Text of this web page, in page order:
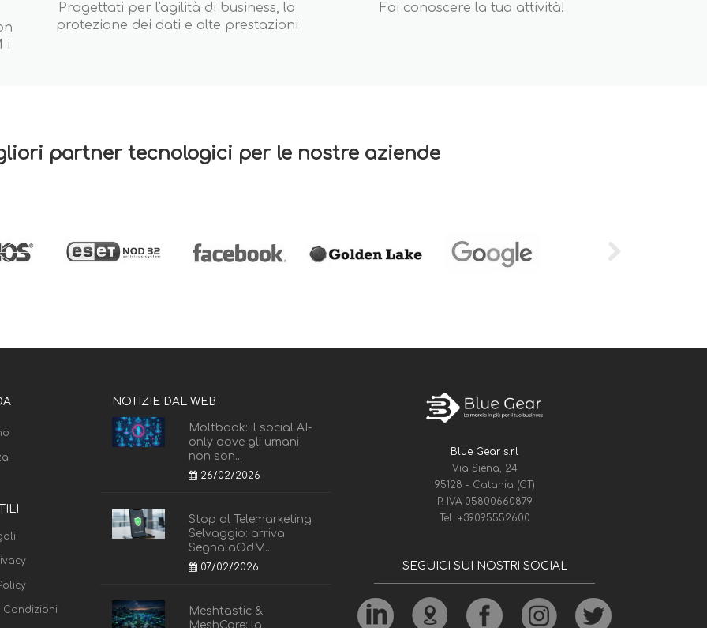
i
Progettati per l'agilità di business, la
protezione dei dati e alte prestazioni
Fai conoscere la tua attività!
partner tecnologici per le nostre aziende
Condizioni
NOTIZIE DAL WEB
Moltbook: il social AI-
only dove gli umani
non son...
26/02/2026
Stop al Telemarketing
Selvaggio: arriva
SegnalaOdM...
07/02/2026
Meshtastic &
MeshCore: la
Blue Gear s.r.l
Via Siena, 24
95128 - Catania (CT)
P. IVA 05800660879
Tel. +39095552600
SEGUICI SUI NOSTRI SOCIAL